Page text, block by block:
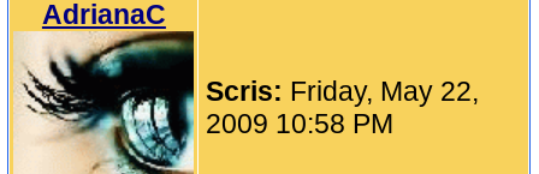
AdrianaC
Scris: Friday, May 22,
2009 10:58 PM